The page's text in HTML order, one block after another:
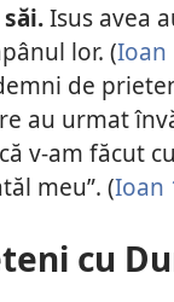
Isus avea
lor. (Ioan
de
au urmat
v-am făcut
meu”. (Ioan
cu